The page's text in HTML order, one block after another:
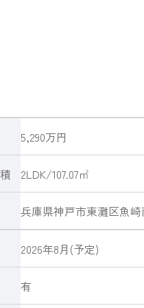
5,290万円
2LDK/107.07㎡
兵庫県神戸市東灘区魚
2026年8月(予定)
有